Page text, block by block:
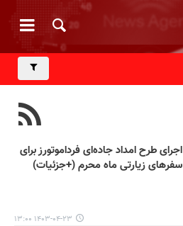
اجرای طرح امداد جاده‌ای فرداموتورز برای
سفرهای زیارتی ماه محرم (+جزئیات)
۱۴۰۳-۰۴-۲۳ ۱۳:۰۰